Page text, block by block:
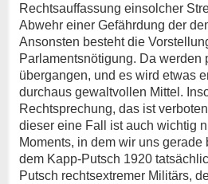
Rechtsauffassung einsolcher
Abwehr einer Gefährdung der
Ansonsten besteht die
Parlamentsnötigung. Da werden
übergangen, und es wird etwas
durchaus gewaltvollen Mittel.
Rechtsprechung, das ist
dieser eine Fall ist auch wichtig
Moments, in dem wir uns
dem Kapp-Putsch 1920
Putsch rechtsextremer Militärs,